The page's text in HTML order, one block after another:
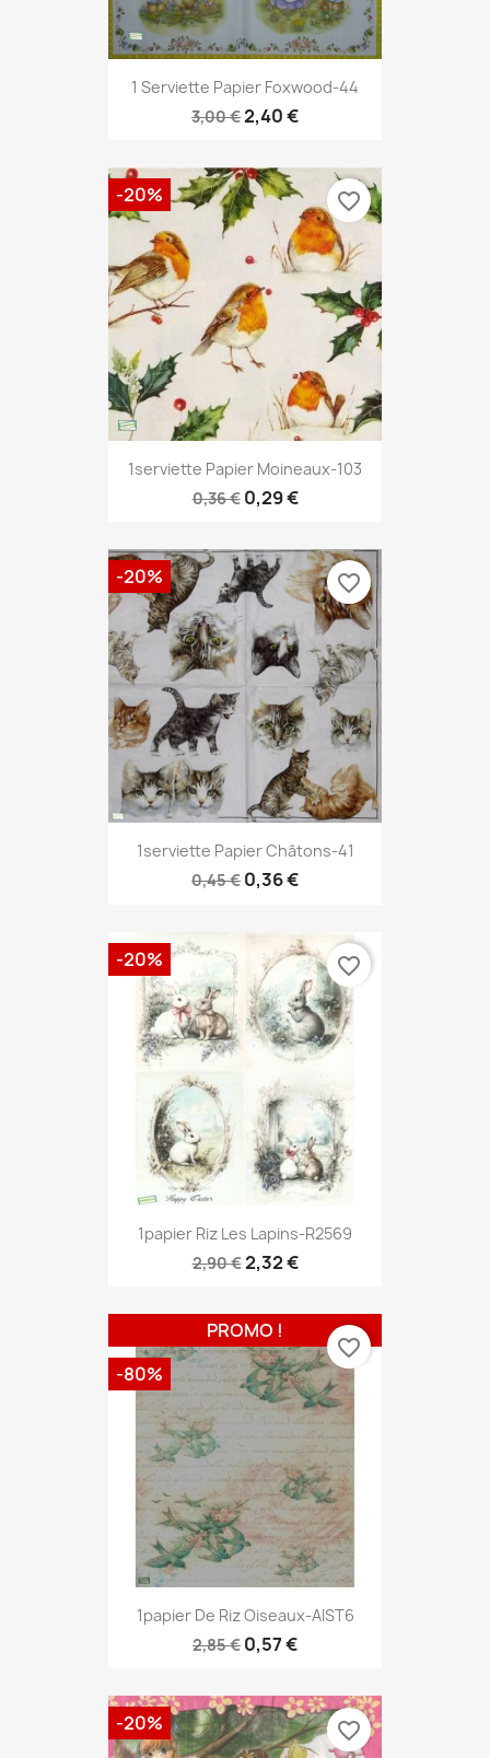
1 Serviette Papier Foxwood-44
3,00 €2,40 €
1serviette Papier Moineaux-103
0,36 € 0,29 €
-20% favorite_border
1serviette Papier Châtons-41
0,45 € 0,36 €
-20% favorite_border
1papier Riz Les Lapins-R2569
2,90 €2,32 €
-20% favorite_border
1papier De Riz Oiseaux-AIST6
2,85 € 0,57 €
PROMO !
-80%
favorite_border
-20% favorite_border